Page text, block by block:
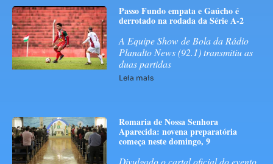
Passo Fundo empata e Gaúcho é
derrotado na rodada da Série A-2
A Equipe Show de Bola da Rádio
Planalto News (92.1) transmitiu as
duas partidas
Leia mais
Romaria de Nossa Senhora
Aparecida: novena preparatória
começa neste domingo, 9
Divulgado o cartal oficial do evento